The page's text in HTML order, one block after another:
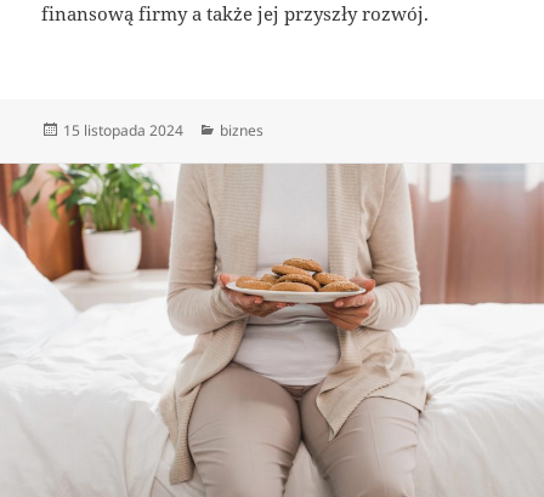
finansową firmy a także jej przyszły rozwój.
Data
15 listopada 2024 Kategorie
biznes